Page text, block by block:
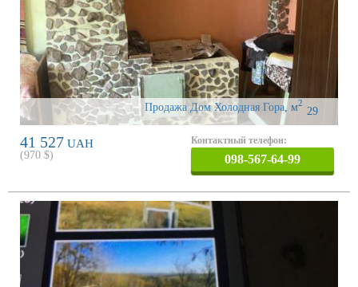
Продажа Дом Холодная Гора, 29
м2
41 527 UAH
(970 $)
Контактный телефон:
098-567-64-99